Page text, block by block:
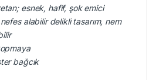
esnek, hafif, şok emici
alabilir delikli tasarım, nem
pmaya
bağcık